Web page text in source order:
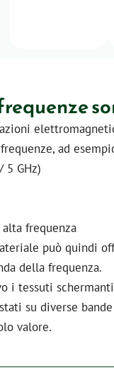
ad
5 GHz)
frequenza
può quindi
della frequenza.
i tessuti
su diverse
valore.